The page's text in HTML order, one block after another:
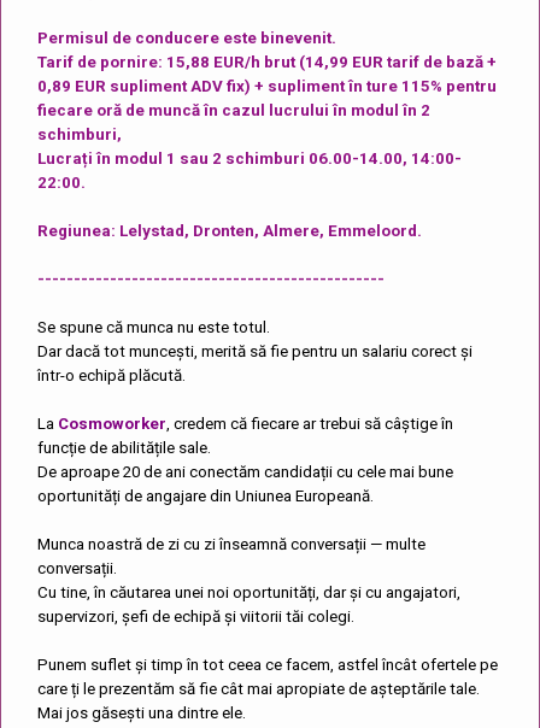
Permisul de conducere este binevenit.
Tarif de pornire: 15,88 EUR/h brut (14,99 EUR tarif de bază +
0,89 EUR supliment ADV fix) + supliment în ture 115% pentru
fiecare oră de muncă în cazul lucrului în modul în 2
schimburi,
Lucrați în modul 1 sau 2 schimburi 06.00-14.00, 14:00-
22:00.
Regiunea: Lelystad, Dronten, Almere, Emmeloord.
------------------------------------------------
Se spune că munca nu este totul.
Dar dacă tot muncești, merită să fie pentru un salariu corect și
într-o echipă plăcută.
La Cosmoworker, credem că fiecare ar trebui să câștige în
funcție de abilitățile sale.
De aproape 20 de ani conectăm candidații cu cele mai bune
oportunități de angajare din Uniunea Europeană.
Munca noastră de zi cu zi înseamnă conversații — multe
conversații.
Cu tine, în căutarea unei noi oportunități, dar și cu angajatori,
supervizori, șefi de echipă și viitorii tăi colegi.
Punem suflet și timp în tot ceea ce facem, astfel încât ofertele pe
care ți le prezentăm să fie cât mai apropiate de așteptările tale.
Mai jos găsești una dintre ele.